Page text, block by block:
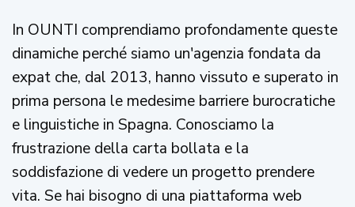
In OUNTI comprendiamo profondamente queste
dinamiche perché siamo un'agenzia fondata da
expat che, dal 2013, hanno vissuto e superato in
prima persona le medesime barriere burocratiche
e linguistiche in Spagna. Conosciamo la
frustrazione della carta bollata e la
soddisfazione di vedere un progetto prendere
vita. Se hai bisogno di una piattaforma web